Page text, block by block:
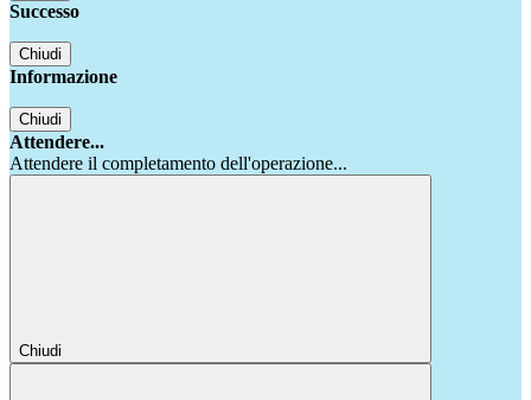
Successo
Chiudi
Informazione
Chiudi
Attendere...
Attendere il completamento dell'operazione...
Chiudi